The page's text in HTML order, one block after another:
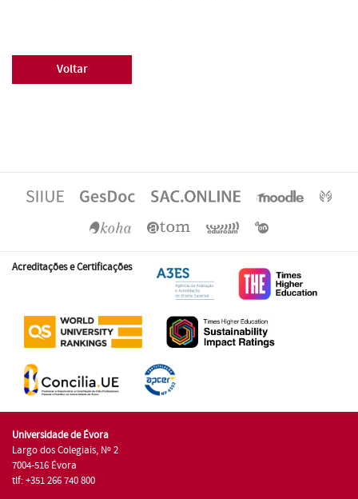
Voltar
Acreditações e Certificações
Universidade de Évora
Largo dos Colegiais, Nº 2
7004-516 Évora
tlf: +351 266 740 800